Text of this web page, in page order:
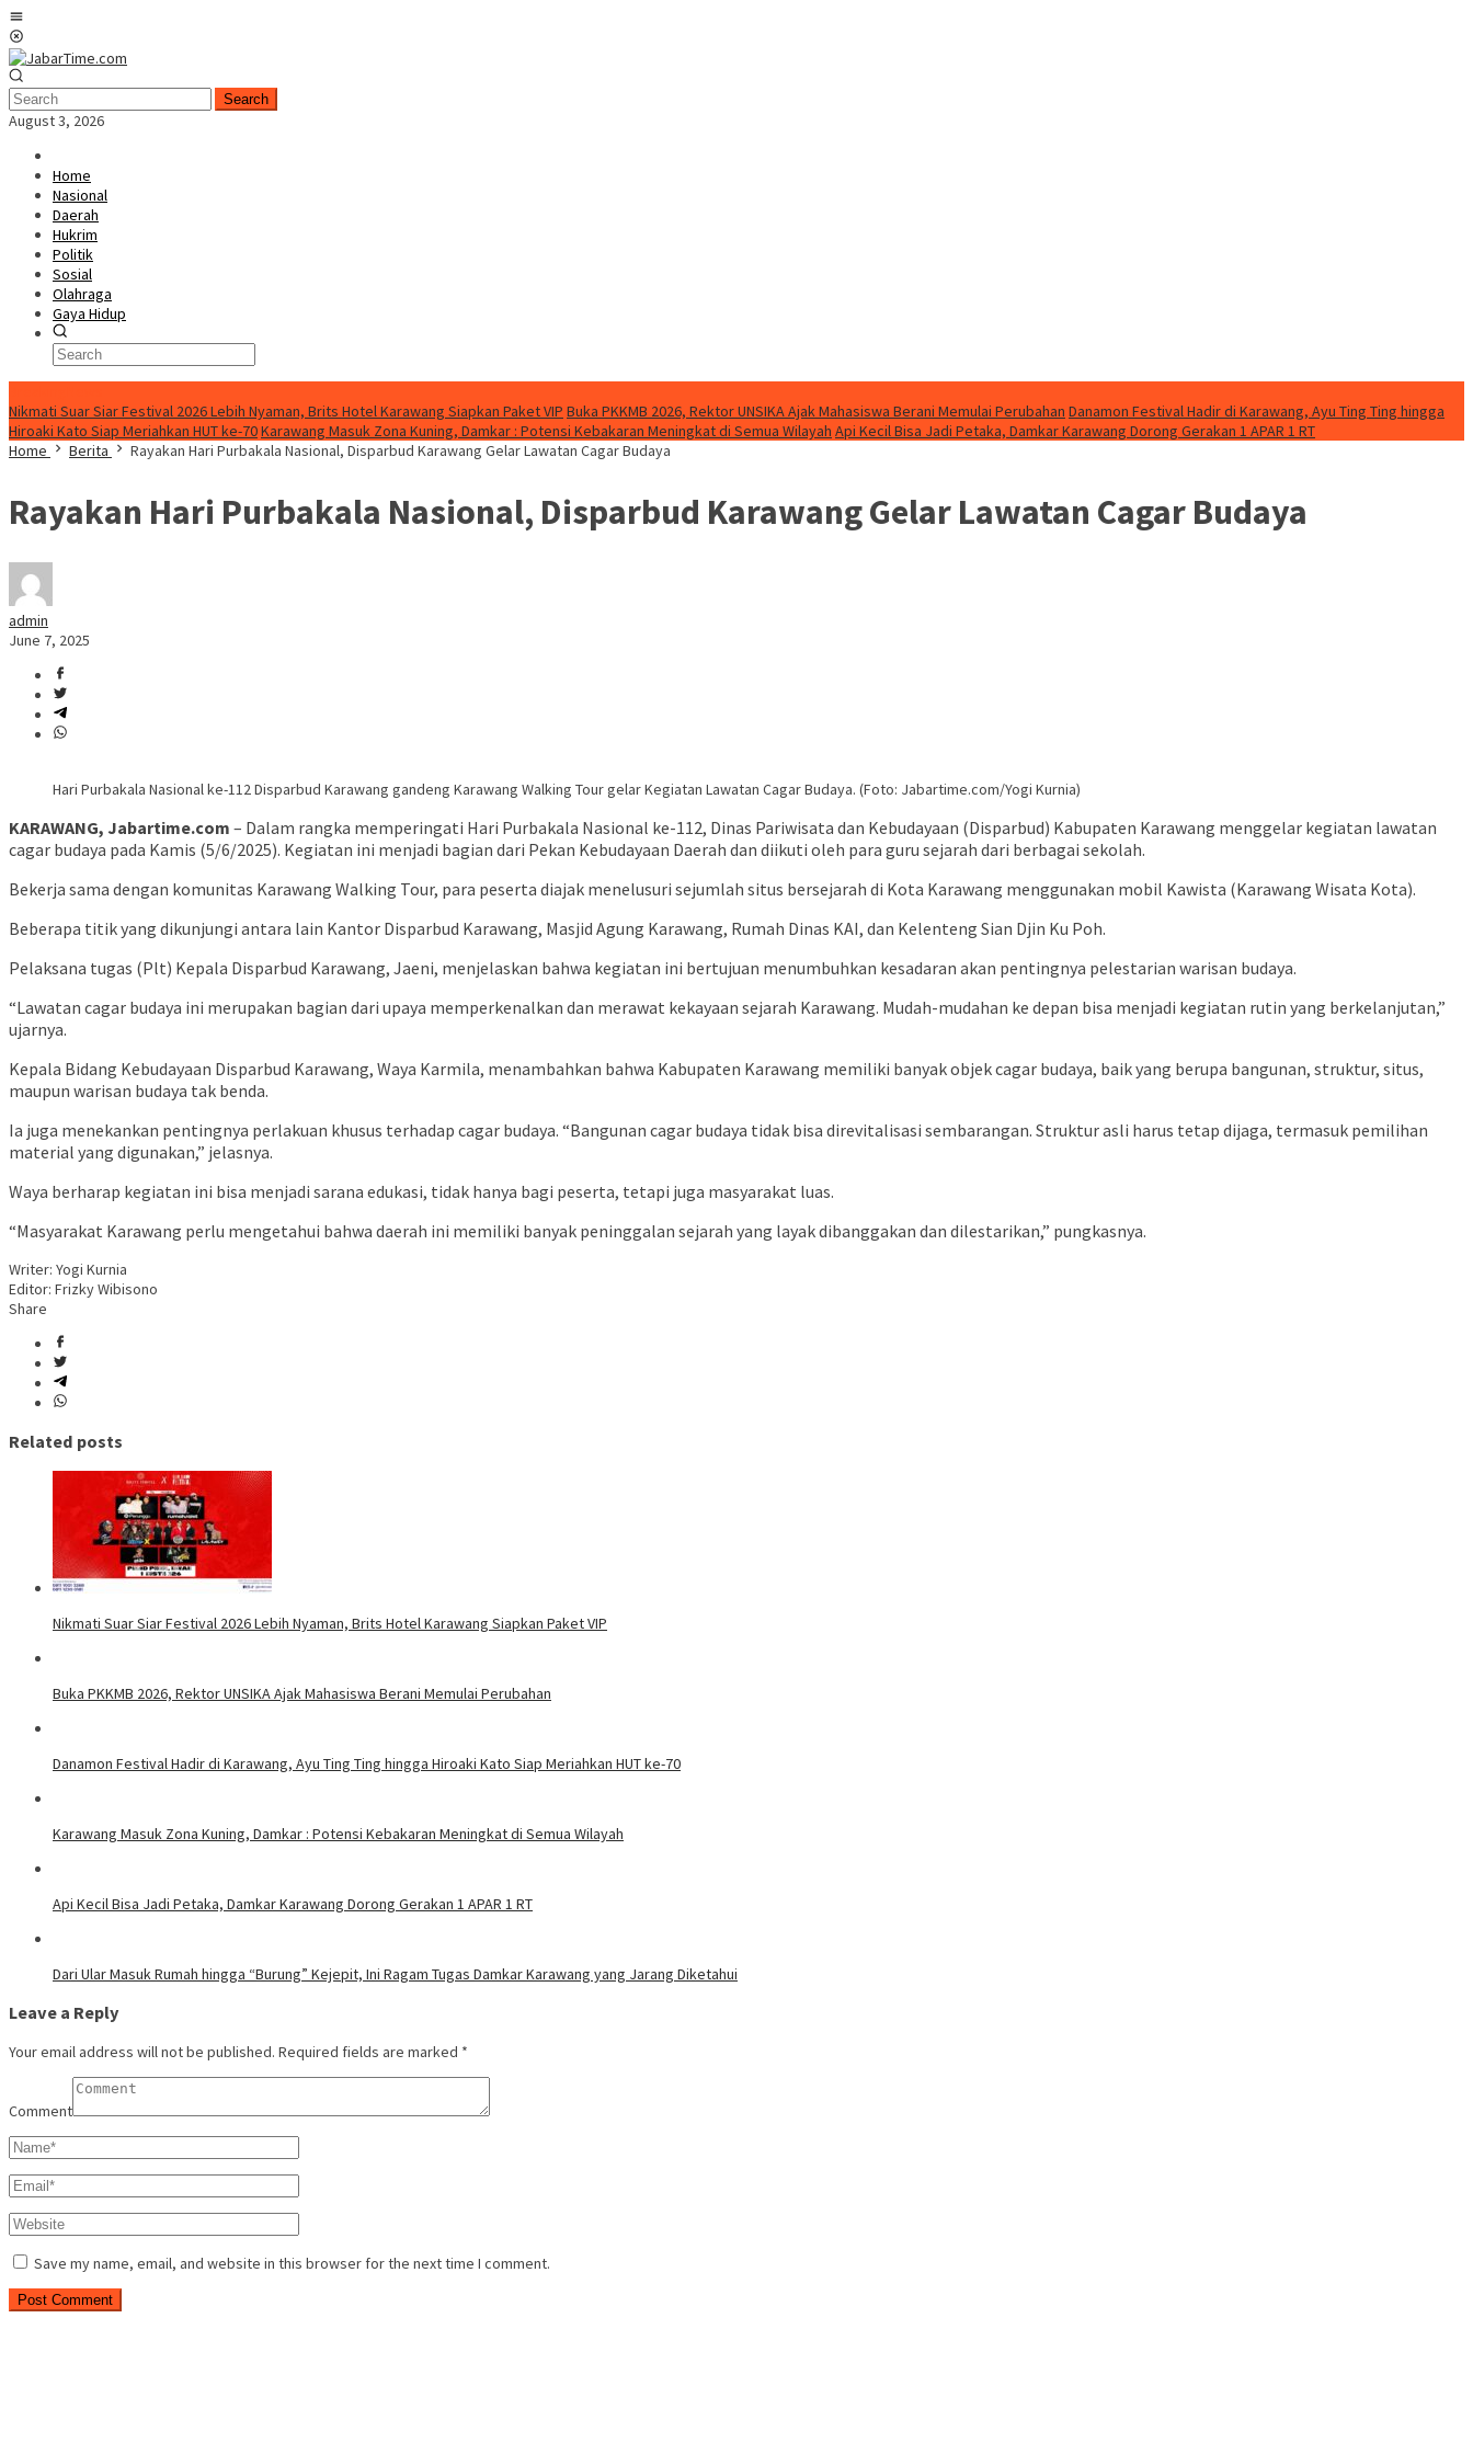
Skip
to
content
Search
August 3, 2026
Home
Nasional
Daerah
Hukrim
Politik
Sosial
Olahraga
Gaya Hidup
Nikmati Suar Siar Festival 2026 Lebih Nyaman, Brits Hotel Karawang Siapkan Paket VIP Buka PKKMB 2026, Rektor UNSIKA Ajak Mahasiswa Berani Memulai Perubahan Danamon Festival Hadir di Karawang, Ayu Ting Ting hingga
Hiroaki Kato Siap Meriahkan HUT ke-70Karawang Masuk Zona Kuning, Damkar : Potensi Kebakaran Meningkat di Semua Wilayah Api Kecil Bisa Jadi Petaka, Damkar Karawang Dorong Gerakan 1 APAR 1 RT
Home
Berita Rayakan Hari Purbakala Nasional, Disparbud Karawang Gelar Lawatan Cagar Budaya
Rayakan Hari Purbakala Nasional, Disparbud Karawang Gelar Lawatan Cagar Budaya
admin
June 7, 2025
Hari Purbakala Nasional ke-112 Disparbud Karawang gandeng Karawang Walking Tour gelar Kegiatan Lawatan Cagar Budaya. (Foto: Jabartime.com/Yogi Kurnia)
KARAWANG, Jabartime.com – Dalam rangka memperingati Hari Purbakala Nasional ke-112, Dinas Pariwisata dan Kebudayaan (Disparbud) Kabupaten Karawang menggelar kegiatan lawatan
cagar budaya pada Kamis (5/6/2025). Kegiatan ini menjadi bagian dari Pekan Kebudayaan Daerah dan diikuti oleh para guru sejarah dari berbagai sekolah.
Bekerja sama dengan komunitas Karawang Walking Tour, para peserta diajak menelusuri sejumlah situs bersejarah di Kota Karawang menggunakan mobil Kawista (Karawang Wisata Kota).
Beberapa titik yang dikunjungi antara lain Kantor Disparbud Karawang, Masjid Agung Karawang, Rumah Dinas KAI, dan Kelenteng Sian Djin Ku Poh.
Pelaksana tugas (Plt) Kepala Disparbud Karawang, Jaeni, menjelaskan bahwa kegiatan ini bertujuan menumbuhkan kesadaran akan pentingnya pelestarian warisan budaya.
“Lawatan cagar budaya ini merupakan bagian dari upaya memperkenalkan dan merawat kekayaan sejarah Karawang. Mudah-mudahan ke depan bisa menjadi kegiatan rutin yang berkelanjutan,”
ujarnya.
Kepala Bidang Kebudayaan Disparbud Karawang, Waya Karmila, menambahkan bahwa Kabupaten Karawang memiliki banyak objek cagar budaya, baik yang berupa bangunan, struktur, situs,
maupun warisan budaya tak benda.
Ia juga menekankan pentingnya perlakuan khusus terhadap cagar budaya. “Bangunan cagar budaya tidak bisa direvitalisasi sembarangan. Struktur asli harus tetap dijaga, termasuk pemilihan
material yang digunakan,” jelasnya.
Waya berharap kegiatan ini bisa menjadi sarana edukasi, tidak hanya bagi peserta, tetapi juga masyarakat luas.
“Masyarakat Karawang perlu mengetahui bahwa daerah ini memiliki banyak peninggalan sejarah yang layak dibanggakan dan dilestarikan,” pungkasnya.
Writer: Yogi Kurnia
Editor: Frizky Wibisono
Share
Related posts
Nikmati Suar Siar Festival 2026 Lebih Nyaman, Brits Hotel Karawang Siapkan Paket VIP
Buka PKKMB 2026, Rektor UNSIKA Ajak Mahasiswa Berani Memulai Perubahan
Danamon Festival Hadir di Karawang, Ayu Ting Ting hingga Hiroaki Kato Siap Meriahkan HUT ke-70
Karawang Masuk Zona Kuning, Damkar : Potensi Kebakaran Meningkat di Semua Wilayah
Api Kecil Bisa Jadi Petaka, Damkar Karawang Dorong Gerakan 1 APAR 1 RT
Dari Ular Masuk Rumah hingga “Burung” Kejepit, Ini Ragam Tugas Damkar Karawang yang Jarang Diketahui
Leave a Reply
Your email address will not be published. Required fields are marked *
Comment
Save my name, email, and website in this browser for the next time I comment.